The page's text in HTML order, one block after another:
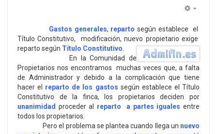
Gastos general es, reparto según establece el
Título Constitutivo, modificación, nuevo propietario exige
reparto según Título Constitutivo
En la Comunidad de
Propietarios nos encontramos muchas veces que, a falta
de Administrador y debido a la complicación que tiene
hacer el reparto de los gastos según establece el Título
Constitutivo de la finca, los propietarios deciden por
unanimidad proceder al reparto a partes iguales entre
todos los propietarios.
Pero el problema se plantea cuando llega un nuevo